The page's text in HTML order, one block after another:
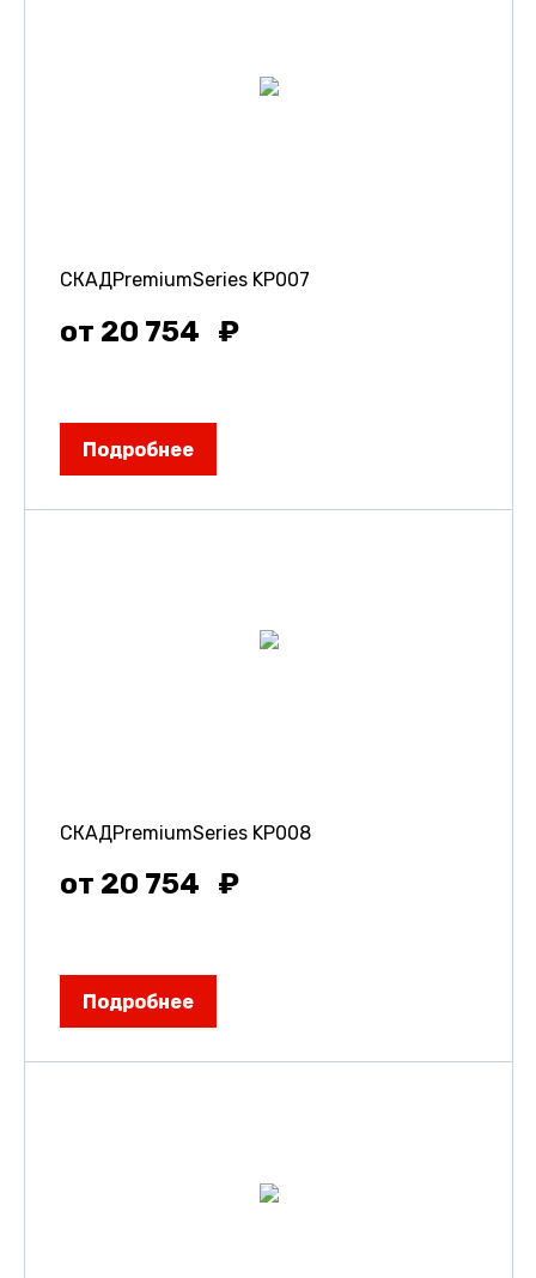
СКАДPremiumSeries KP007
от 20 754
Подробнее
СКАДPremiumSeries KP008
от 20 754
Подробнее